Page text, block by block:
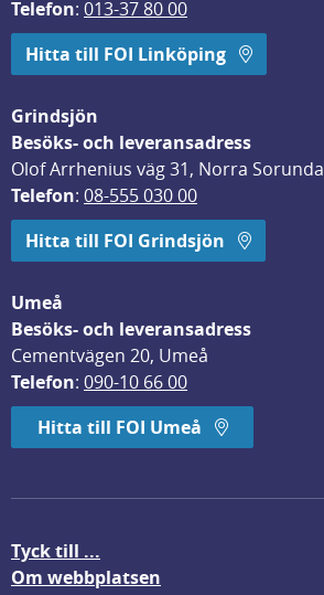
Telefon: 013-37 80 00
Hitta till FOI Linköping
Grindsjön
Besöks- och leveransadress
Olof Arrhenius väg 31, Norra Sorunda
Telefon: 08-555 030 00
Hitta till FOI Grindsjön
Umeå
Besöks- och leveransadress
Cementvägen 20, Umeå
Telefon: 090-10 66 00
Hitta till FOI Umeå
Tyck till ...
Om webbplatsen